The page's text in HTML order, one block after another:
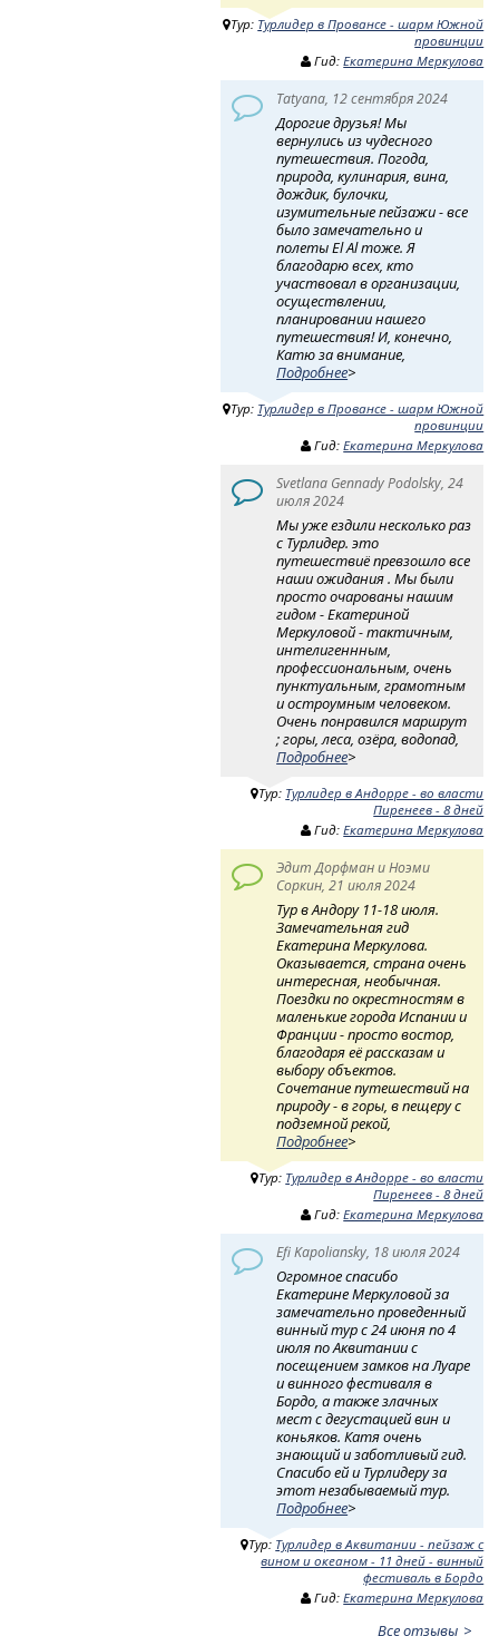
Тур: Турлидер в Провансе - шарм Южной
провинции
Гид:Екатерина Меркулова
Tatyana, 12 сентября 2024
Дорогие друзья! Мы
вернулись из чудесного
путешествия. Погода,
природа, кулинария, вина,
дождик, булочки,
изумительные пейзажи - все
было замечательно и
полеты El Al тоже. Я
благодарю всех, кто
участвовал в организации,
осуществлении,
планировании нашего
путешествия! И, конечно,
Катю за внимание,
Подробнее>
Тур: Турлидер в Провансе - шарм Южной
провинции
Гид:Екатерина Меркулова
Svetlana Gennady Podolsky, 24
июля 2024
Мы уже ездили несколько раз
с Турлидер. это
путешествиё превзошло все
наши ожидания . Мы были
просто очарованы нашим
гидом - Екатериной
Меркуловой - тактичным,
интелигеннным,
профессиональным, очень
пунктуальным, грамотным
и остроумным человеком.
Очень понравился маршрут
; горы, леса, озёра, водопад,
Подробнее>
Тур: Турлидер в Андорре - во власти
Пиренеев - 8 дней
Гид:Екатерина Меркулова
Эдит Дорфман и Ноэми
Соркин, 21 июля 2024
Тур в Андору 11-18 июля.
Замечательная гид
Екатерина Меркулова.
Оказывается, страна очень
интересная, необычная.
Поездки по окрестностям в
маленькие города Испании и
Франции - просто востор,
благодаря её рассказам и
выбору объектов.
Сочетание путешествий на
природу - в горы, в пещеру с
подземной рекой,
Подробнее>
Тур: Турлидер в Андорре - во власти
Пиренеев - 8 дней
Гид:Екатерина Меркулова
Efi Kapoliansky, 18 июля 2024
Огромное спасибо
Екатерине Меркуловой за
замечательно проведенный
винный тур с 24 июня по 4
июля по Аквитании с
посещением замков на Луаре
и винного фестиваля в
Бордо, а также злачных
мест с дегустацией вин и
коньяков. Катя очень
знающий и заботливый гид.
Спасибо ей и Турлидеру за
этот незабываемый тур.
Подробнее>
Тур: Турлидер в Аквитании - пейзаж с
вином и океаном - 11 дней - винный
фестиваль в Бордо
Гид:Екатерина Меркулова
Все отзывы